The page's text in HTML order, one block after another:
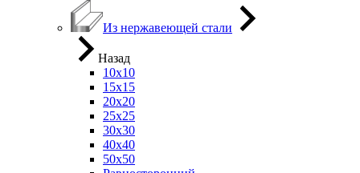
Из нержавеющей стали
Назад
10х10
15х15
20х20
25х25
30х30
40х40
50х50